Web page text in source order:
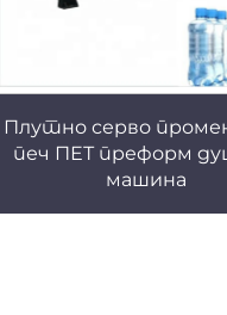
Плутно серво
печ ПЕТ преформ
машина